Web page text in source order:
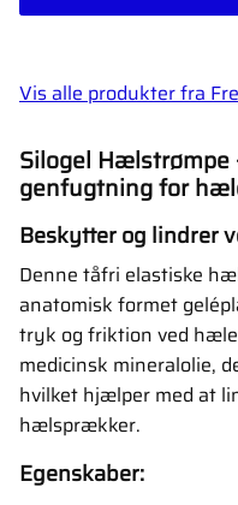
Vis alle produkter fra
Silogel
genfugtning for
Beskytter og lindrer
Denne tåfri elastiske
anatomisk formet
tryk og friktion ved
medicinsk mineralolie,
hvilket hjælper med at
hælsprækker.
Egenskaber: